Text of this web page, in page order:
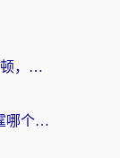
海外党必看：用对VPN Bilibili不卡顿，英国玩国内游戏也丝滑——2026回国加速器选择指南
海外党实测：Malus好用吗？和雷霆哪个好？+ 3款热门加速器深度对比